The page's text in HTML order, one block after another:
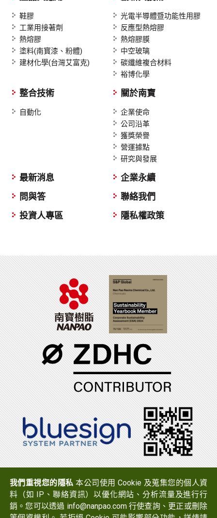
鞋膠
工業用接著劑
熱熔膠
塗料(南寳漆、粉體)
建材化學(台灣艾富克)
光電半導體暨功能性用膠
反應型熱熔膠
熱熔膠膜
中空玻璃
碳纖維複合材料
裕博化學
整合技術
自動化
關於南寶
企業使命
公司沿革
獲獎榮譽
營運據點
研究與發展
最新消息
問與答
投資人專區
企業永續
聯絡我們
隱私權政策
地址：723 台南市西港區中山路519號
Email：
info@nanpao.com
我們重視您的隱私 本公司使用 Cookie 及蒐集您的個人資
料（如 IP、聯絡資訊）以優化網站、分析流量及進行行
銷。您可以透過 info@nanpao.com 行使查詢、更正或刪除